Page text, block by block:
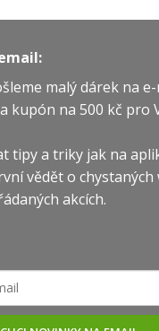
malý dárek na
kupón na 500 kč pro
tipy a triky jak na
vědět o
akcích.